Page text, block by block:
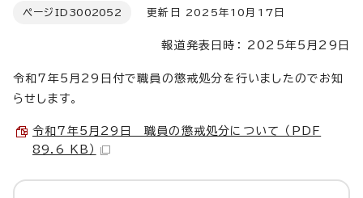
ページID 3002052 更新日 2025年10月17日
報道発表日時： 2025年5月29日
令和7年5月29日付で職員の懲戒処分を行いましたのでお知
らせします。
令和7年5月29日 職員の懲戒処分について （PDF
89.6 KB）